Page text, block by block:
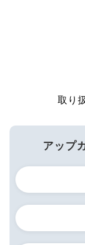
取り
アップ